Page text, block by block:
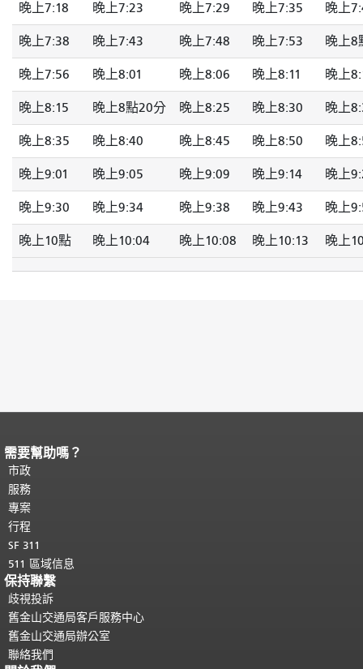
晚上7:18 晚上7:23 晚上7:29 晚上7:35 晚上
晚上7:38 晚上7:43 晚上7:48 晚上7:53 晚上8
晚上7:56 晚上8:01 晚上8:06 晚上8:11 晚上
晚上8:15 晚上8點20分 晚上8:25 晚上8:30 晚上
晚上8:35 晚上8:40 晚上8:45 晚上8:50 晚上
晚上9:01 晚上9:05 晚上9:09 晚上9:14 晚上
晚上9:30 晚上9:34 晚上9:38 晚上9:43 晚上
晚上10點 晚上10:04 晚上10:08 晚上10:13 晚上
頁面內容結束。
都會重複顯示。
需要幫助嗎？
市政
服務
專案
行程
SF 311
511 區域信息
保持聯繫
歧視投訴
舊金山交通局客戶服務中心
舊金山交通局辦公室
聯絡我們